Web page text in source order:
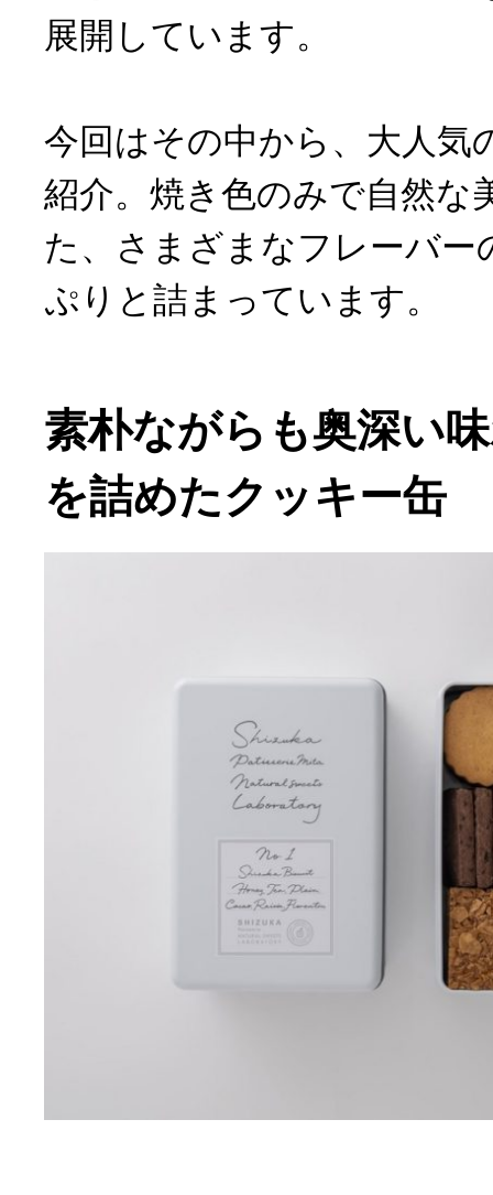
展開しています。
今回はその中から、大人気
紹介。焼き色のみで自然な
た、さまざまなフレーバー
ぷりと詰まっています。
素朴ながらも奥深い
を詰めたクッキー缶